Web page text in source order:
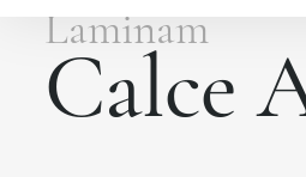
Laminam
Calce